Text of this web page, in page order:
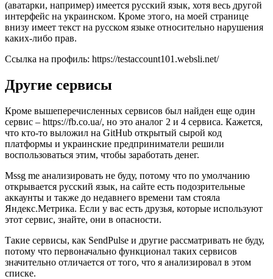
(аватарки, например) имеется русский язык, хотя весь другой
интерфейс на украинском. Кроме этого, на моей странице
внизу имеет текст на русском языке относительно нарушения
каких-либо прав.
Ссылка на профиль: https://testaccount101.websli.net/
Другие сервисы
Кроме вышеперечисленных сервисов был найден еще один
сервис – https://fb.co.ua/, но это аналог 2 и 4 сервиса. Кажется,
что кто-то выложил на GitHub открытый сырой код
платформы и украинские предприниматели решили
воспользоваться этим, чтобы заработать денег.
Mssg me анализировать не буду, потому что по умолчанию
открывается русский язык, на сайте есть подозрительные
аккаунты и также до недавнего времени там стояла
Яндекс.Метрика. Если у вас есть друзья, которые используют
этот сервис, знайте, они в опасности.
Такие сервисы, как SendPulse и другие рассматривать не буду,
потому что первоначально функционал таких сервисов
значительно отличается от того, что я анализировал в этом
списке.